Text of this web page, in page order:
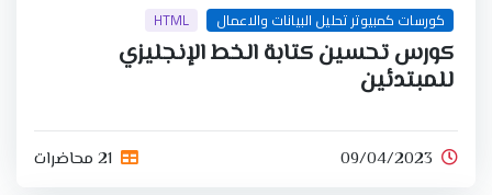
كورسات كمبيوتر تحليل البيانات والاعمال HTML
كورس تحسين كتابة الخط الإنجليزي
للمبتدئين
09/04/2023 21 محاضرات